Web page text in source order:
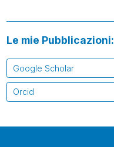
Le mie Pubblicazioni:
Google Scholar
Orcid